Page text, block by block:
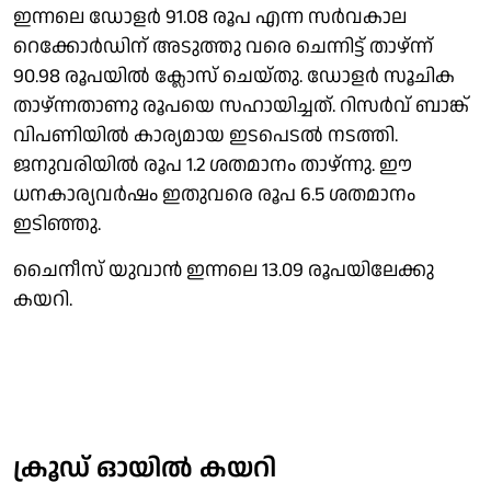
ഇന്നലെ ഡോളർ 91.08 രൂപ എന്ന സർവകാല
റെക്കോർഡിന് അടുത്തു വരെ ചെന്നിട്ട് താഴ്‌ന്ന്
90.98 രൂപയിൽ ക്ലോസ് ചെയ്തു. ഡോളർ സൂചിക
താഴ്ന്നതാണു രൂപയെ സഹായിച്ചത്. റിസർവ് ബാങ്ക്
വിപണിയിൽ കാര്യമായ ഇടപെടൽ നടത്തി.
ജനുവരിയിൽ രൂപ 1.2 ശതമാനം താഴ്ന്നു. ഈ
ധനകാര്യവർഷം ഇതുവരെ രൂപ 6.5 ശതമാനം
ഇടിഞ്ഞു.
ചൈനീസ് യുവാൻ ഇന്നലെ 13.09 രൂപയിലേക്കു
കയറി.
ക്രൂഡ് ഓയിൽ കയറി